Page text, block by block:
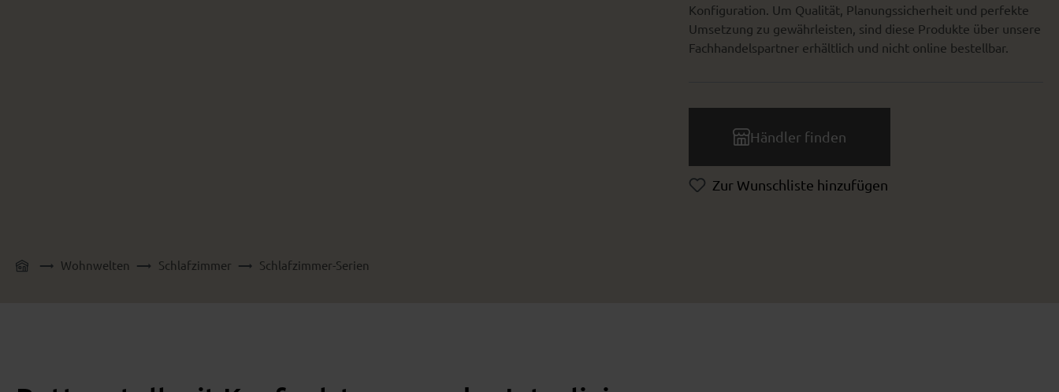
Konfiguration. Um Qualität, Planungssicherheit und perfekte
Umsetzung zu gewährleisten, sind diese Produkte über unsere
Fachhandelspartner erhältlich und nicht online bestellbar.
Händler finden
Zur Wunschliste hinzufügen
Wohnwelten Schlafzimmer Schlafzimmer-Serien